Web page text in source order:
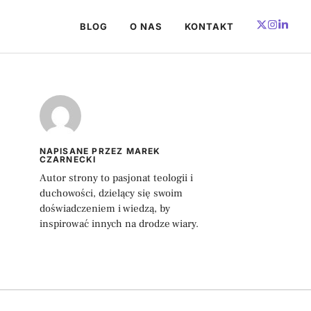
BLOG O NAS KONTAKT
NAPISANE PRZEZ MAREK
CZARNECKI
Autor strony to pasjonat teologii i
duchowości, dzielący się swoim
doświadczeniem i wiedzą, by
inspirować innych na drodze wiary.